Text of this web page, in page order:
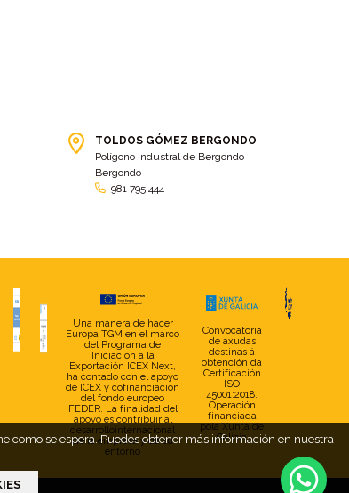
(3)
portaherramientas (4) brazos invisibles
Cabañas
Cambio tela (11)
(17) Camión XL
botellero Camion tautliner (28)
Campaña electoral (2)
Capota
con pies (29) capota fija a pared (17)
TOLDOS GÓMEZ BERGONDO
Polígono Industral de Bergondo
Bergondo
981 795 444
Una manera de hacer
Europa TGM en el marco
del Programa de
Iniciación a la
Exportación ICEX Next,
ha contado con el apoyo
de ICEX y cofinanciación
del fondo europeo
FEDER. La finalidad del
apoyo es contribuir al
desarrollointernacional
de la empresa y de su
entorno
Convocatoria
de axudas
destinas á
obtención da
Certificación
ISO
45001:2018.
Operación
financiada
pola Xunta de
Galicia
como se espera. Puedes obtener más información en nuestra